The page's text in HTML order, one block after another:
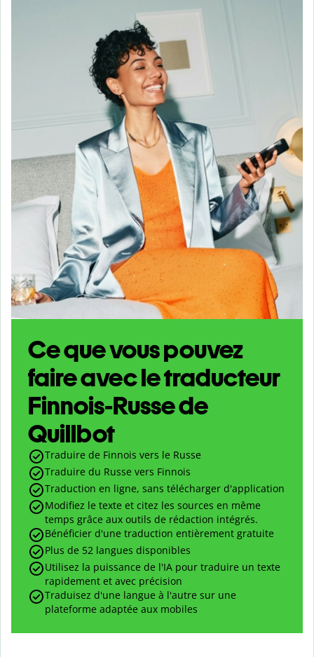
Ce que vous pouvez
faire avec le traducteur
Finnois-Russe de
Quillbot
Traduire de Finnois vers le Russe
Traduire du Russe vers Finnois
Traduction en ligne, sans télécharger d'application
Modifiez le texte et citez les sources en même
temps grâce aux outils de rédaction intégrés.
Bénéficier d'une traduction entièrement gratuite
Plus de 52 langues disponibles
Utilisez la puissance de l'IA pour traduire un texte
rapidement et avec précision
Traduisez d'une langue à l'autre sur une
plateforme adaptée aux mobiles